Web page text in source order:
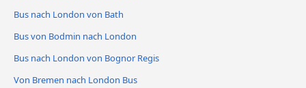
Bus nach London von Bath
Bus von Bodmin nach London
Bus nach London von Bognor Regis
Von Bremen nach London Bus